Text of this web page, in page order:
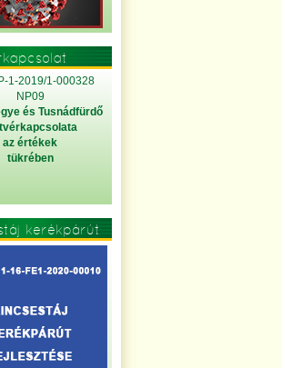
1-2019/1-000328
NP09
és Tusnádfürdő
az értékek
tükrében
kerékpárút